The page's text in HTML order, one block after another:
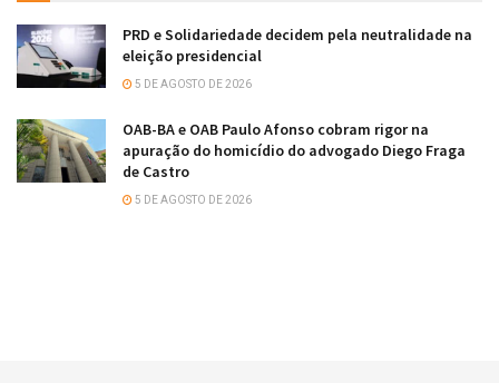
PRD e Solidariedade decidem pela neutralidade na
eleição presidencial
5 DE AGOSTO DE 2026
OAB-BA e OAB Paulo Afonso cobram rigor na
apuração do homicídio do advogado Diego Fraga
de Castro
5 DE AGOSTO DE 2026